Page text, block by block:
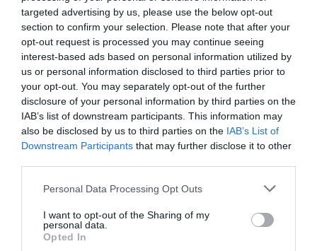
targeted advertising by us, please use the below opt-out
section to confirm your selection. Please note that after your
opt-out request is processed you may continue seeing
interest-based ads based on personal information utilized by
us or personal information disclosed to third parties prior to
your opt-out. You may separately opt-out of the further
disclosure of your personal information by third parties on the
IAB’s list of downstream participants. This information may
also be disclosed by us to third parties on the IAB’s List of
Downstream Participants that may further disclose it to other
Please note that this website/app uses one or more Google
not limited to your visit or usage behaviour. You may click to
grant or deny consent to Google and its third-party tags to
use your data for below specified purposes in below Google
Personal Data Processing Opt Outs
I want to opt-out of the Sharing of my
personal data.
Opted In
13 560 KM-T TETT MEG EGY MADÁR PIHENŐ NÉLKÜL A